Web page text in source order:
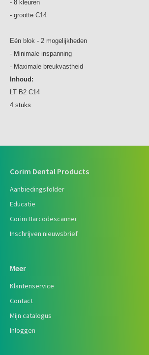
- 8 kleuren
- grootte C14
Eén blok - 2 mogelijkheden
- Minimale inspanning
- Maximale breukvastheid
Inhoud:
LT B2 C14
4 stuks
Corim Dental Products
Aanbiedingsfolder
Educatie
Corim Barcodescanner
Inschrijven nieuwsbrief
Meer
Klantenservice
Contact
Mijn catalogus
Inloggen